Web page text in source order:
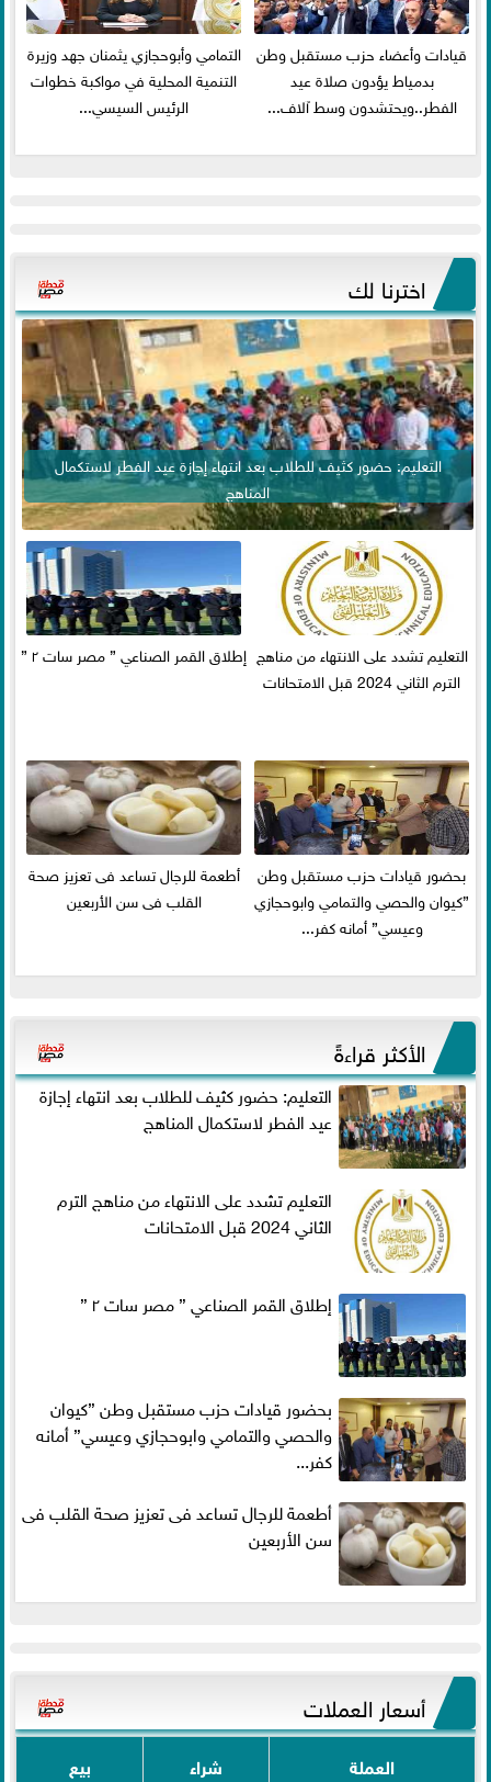
قيادات وأعضاء حزب مستقبل وطن
بدمياط يؤدون صلاة عيد
الفطر..ويحتشدون وسط آلاف...
التمامي وأبوحجازي يثمنان جهد وزيرة
التنمية المحلية في مواكبة خطوات
الرئيس السيسي...
اخترنا لك
التعليم: حضور كثيف للطلاب بعد انتهاء إجازة عيد الفطر لاستكمال
المناهج
التعليم تشدد على الانتهاء من مناهج
الترم الثاني 2024 قبل الامتحانات
إطلاق القمر الصناعي ” مصر سات ٢ ”
بحضور قيادات حزب مستقبل وطن
”كيوان والحصي والتمامي وابوحجازي
وعيسي” أمانه كفر...
أطعمة للرجال تساعد فى تعزيز صحة
القلب فى سن الأربعين
الأكثر قراءةً
التعليم: حضور كثيف للطلاب بعد انتهاء إجازة
عيد الفطر لاستكمال المناهج
التعليم تشدد على الانتهاء من مناهج الترم
الثاني 2024 قبل الامتحانات
إطلاق القمر الصناعي ” مصر سات ٢ ”
بحضور قيادات حزب مستقبل وطن ”كيوان
والحصي والتمامي وابوحجازي وعيسي” أمانه
كفر...
أطعمة للرجال تساعد فى تعزيز صحة القلب فى
سن الأربعين
أسعار العملات
العملة شراء بيع